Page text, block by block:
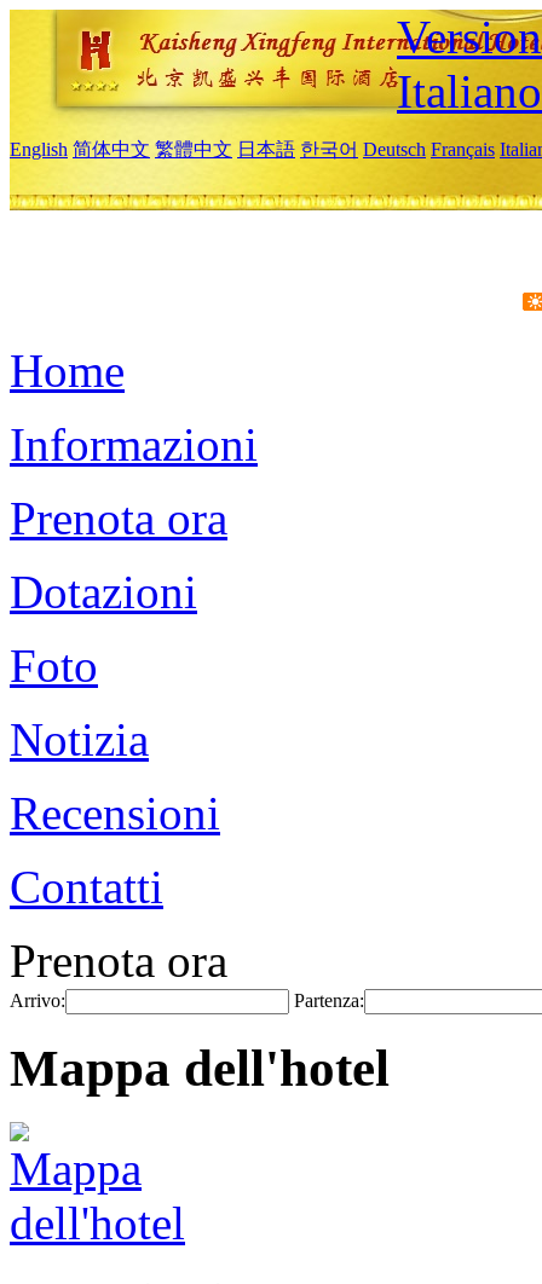
Italiano
English 简体中文 繁體中文 日本語 한국어 Deutsch Français
Home
Informazioni
Prenota ora
Dotazioni
Foto
Notizia
Recensioni
Contatti
Prenota ora
Arrivo: Partenza:
Mappa dell'hotel